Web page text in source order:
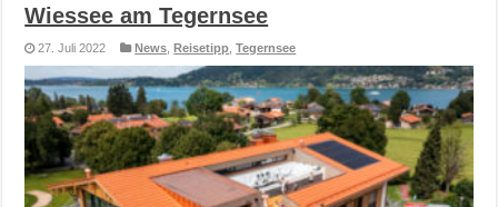
Wiessee am Tegernsee
27. Juli 2022 News ,Reisetipp ,Tegernsee